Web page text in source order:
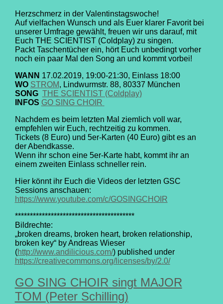
Herzschmerz in der Valentinstagswoche!
Auf vielfachen Wunsch und als Euer klarer Favorit bei
unserer Umfrage gewählt, freuen wir uns darauf, mit
Euch THE SCIENTIST (Coldplay) zu singen.
Packt Taschentücher ein, hört Euch unbedingt vorher
noch ein paar Mal den Song an und kommt vorbei!
WANN 17.02.2019, 19:00-21:30, Einlass 18:00
WO STROM, Lindwurmstr. 88, 80337 München
SONG THE SCIENTIST (Coldplay)
INFOS GO SING CHOIR
Nachdem es beim letzten Mal ziemlich voll war,
empfehlen wir Euch, rechtzeitig zu kommen.
Tickets (8 Euro) und 5er-Karten (40 Euro) gibt es an
der Abendkasse.
Wenn ihr schon eine 5er-Karte habt, kommt ihr an
einem zweiten Einlass schneller rein.
Hier könnt ihr Euch die Videos der letzten GSC
Sessions anschauen:
https://www.youtube.com/c/GOSINGCHOIR
****************************************
Bildrechte:
„broken dreams, broken heart, broken relationship,
broken key“ by Andreas Wieser
(http://www.andilicious.com/) published under
https://creativecommons.org/licenses/by/2.0/
GO SING CHOIR singt MAJOR
TOM (Peter Schilling)